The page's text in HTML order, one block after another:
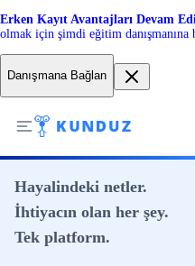
Erken Kayıt Avantajları Devam
olmak için şimdi eğitim
Danışmana Bağlan
Hayalindeki netler.
İhtiyacın olan her şey.
Tek platform.